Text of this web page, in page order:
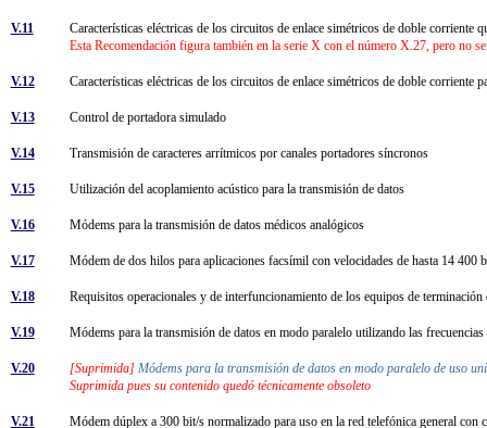
V.11
Características eléctricas de los circuitos de enlace simétricos de doble
Esta Recomendación figura también en la serie X con el número X.27, pero no
V.12 Características eléctricas de los circuitos de enlace simétricos de doble
V.13 Control de portadora simulado
V.14 Transmisión de caracteres arrítmicos por canales portadores síncronos
V.15 Utilización del acoplamiento acústico para la transmisión de datos
V.16 Módems para la transmisión de datos médicos analógicos
V.17 Módem de dos hilos para aplicaciones facsímil con velocidades de hasta 14 400
V.18 Requisitos operacionales y de interfuncionamiento de los equipos de
V.19 Módems para la transmisión de datos en modo paralelo utilizando las
V.20 [Suprimida] Módems para la transmisión de datos en modo paralelo de uso
Suprimida pues su contenido quedó técnicamente obsoleto
V.21 Módem dúplex a 300 bit/s normalizado para uso en la red telefónica general